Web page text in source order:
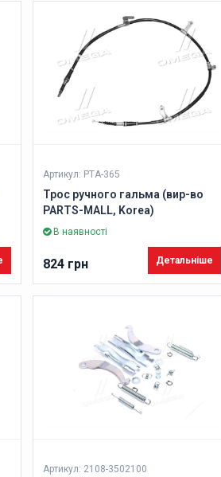
Артикул: PTA-365
Трос ручного гальма (вир-во
PARTS-MALL, Korea)
В наявності
824 грн Детальніше
Артикул: 2108-3502100